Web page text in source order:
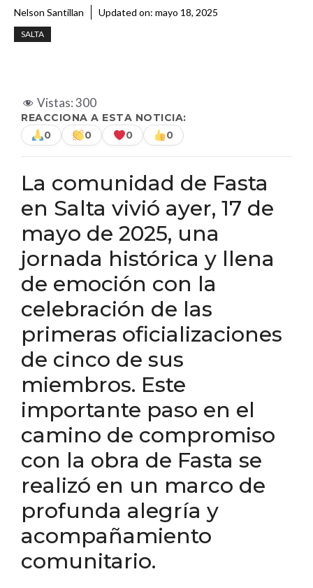
Nelson Santillan Updated on: mayo 18, 2025
SALTA
Vistas:300
REACCIONA A ESTA NOTICIA:
0
0 0 0
La comunidad de Fasta
en Salta vivió ayer, 17 de
mayo de 2025, una
jornada histórica y llena
de emoción con la
celebración de las
primeras oficializaciones
de cinco de sus
miembros. Este
importante paso en el
camino de compromiso
con la obra de Fasta se
realizó en un marco de
profunda alegría y
acompañamiento
comunitario.